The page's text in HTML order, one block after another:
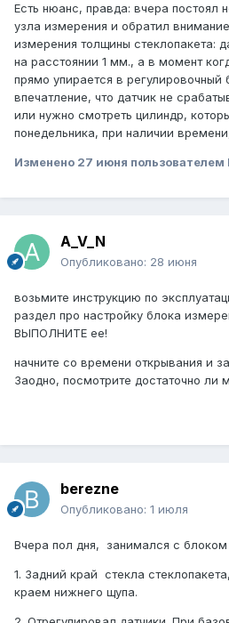
Есть нюанс, правда: вчера постоял
узла измерения и обратил
измерения толщины стеклопакета:
на расстоянии 1 мм., а в момент
прямо упирается в регулировочный
впечатление, что датчик не
или нужно смотреть цилиндр,
понедельника, при наличии
Изменено 27 июня пользователем
A_V_N
Опубликовано: 28 июня
возьмите инструкцию по
раздел про настройку блока
ВЫПОЛНИТЕ ее!
начните со времени открывания и
Заодно, посмотрите достаточно ли
berezne
Опубликовано: 1 июля
Вчера пол дня, занимался с
1. Задний край стекла
краем нижнего щупа.